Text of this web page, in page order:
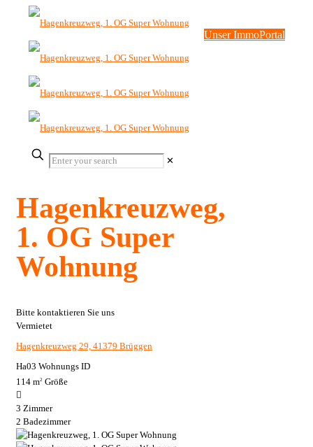
Unser ImmoPortal
✕
Hagenkreuzweg,
1. OG Super
Wohnung
Bitte kontaktieren Sie uns
Vermietet
Hagenkreuzweg 29, 41379 Brüggen
Ha03 Wohnungs ID
114 m2 Größe
3 Zimmer
2 Badezimmer